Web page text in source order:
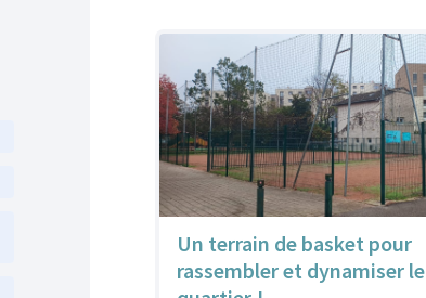
Un terrain de basket pour
rassembler et dynamiser le